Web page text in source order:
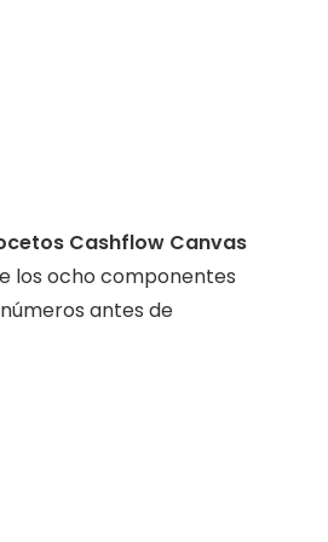
Cashflow Canvas
los ocho componentes
antes de